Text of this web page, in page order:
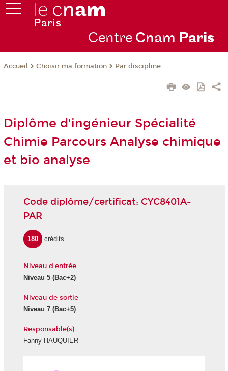
Centre Cnam Paris
Accueil Choisir ma formation Par discipline
Diplôme d'ingénieur Spécialité
Chimie Parcours Analyse chimique
et bio analyse
Code diplôme/certificat: CYC8401A-
PAR
180 crédits
Niveau d'entrée
Niveau 5(Bac+2)
Niveau de sortie
Niveau 7(Bac+5)
Responsable(s)
Fanny HAUQUIER